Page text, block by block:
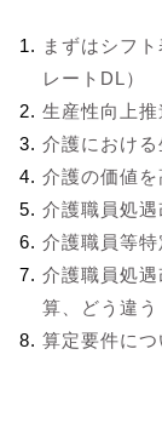
まずはシフ
レートDL）
生産性向上推
介護における
介護の価値
介護職員処遇
介護職員等特
介護職員処
算、どう違う
算定要件につ